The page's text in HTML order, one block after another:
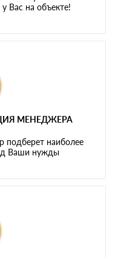
Вас на объекте!
МЕНЕДЖЕРА
подберет наиболее
Ваши нужды